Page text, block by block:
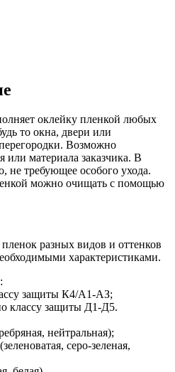
оклейку пленкой любых
то окна, двери или
Возможно
или материала заказчика. В
не требующее особого ухода.
можно очищать с помощью
разных видов и оттенков
характеристиками.
защиты К4/А1-АЗ;
классу защиты Д1-Д5.
нейтральная);
серо-зеленая,